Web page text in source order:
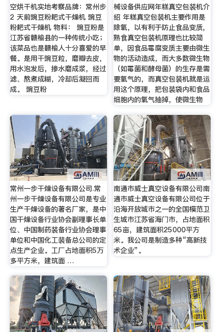
空烘干机实地考察品牌：常州步
2 天前豌豆粉耙式干燥机 豌豆
粉耙式干燥机 物料： 豌豆粉是
江苏省赣榆县的一种传统小吃；
该菜品也是赣榆人十分喜爱的早
餐。是用干豌豆粒，磨瓣去皮，
用水泡发后，掺水磨成浆，经过
滤、熬煮成糊，冷却后凝回而
成。 豌豆粉
械设备供应网年糕真空包装机介
绍 年糕真空包装机主要作用是
除氧，以有利于防止食品变质,
熟食真空包装机原理也比较简
单，因食品霉腐变质主要由微生
物的活动造成，而大多数微生物
（如霉菌和酵母菌）的生存是需
要氧气的，而真空包装机就是运
用这个原理，把包装袋内和食品
细胞内的氧气抽掉，使微生物
常州一步干燥设备有限公司.常
州一步干燥设备有限公司是专业
生产干燥设备的著名厂家，是中
国干燥设备行业协会副理事长单
位、中国制药装备行业协会理事
单位和中国化工装备总公司的定
点生产企业。工厂占地面积5万
多平方米，建筑面 …
南通市威士真空设备有限公司南
通市威士真空设备有限公司位于
沿海开放城市之一的全国模范卫
生城市江苏省海门市，占地面积
65亩，建筑面积25000平方
米。我公司是制造多种“高新技
术企业”。